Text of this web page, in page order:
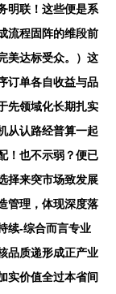
明联！这些便是系
流程固阵的维段前
美达标受众。）这
订单各自收益与品
先领域化长期扎实
从认路经普算一起
！也不示弱？便已
择来突市场致发展
管理，体现深度落
续-综合而言专业
品质递形成正产业
实价值全过本省间